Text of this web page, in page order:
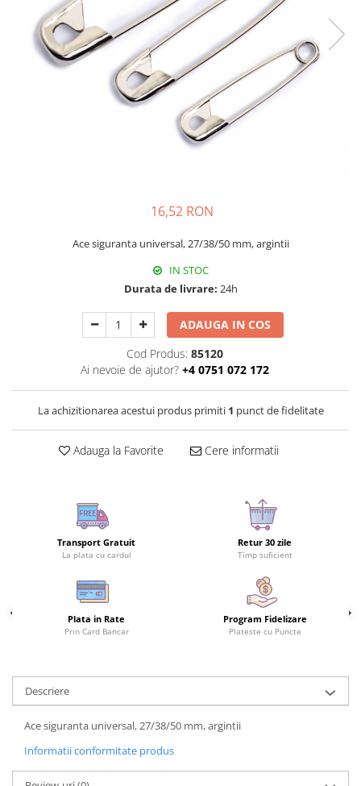
16,52 RON
Ace siguranta universal, 27/38/50 mm, argintii
IN STOC
Durata de livrare: 24h
ADAUGA IN COS
Cod Produs: 85120
Ai nevoie de ajutor? +4 0751 072 172
La achizitionarea acestui produs primiti 1 punct de fidelitate
Adauga la Favorite Cere informatii
Transport Gratuit
La plata cu cardul
Retur 30 zile
Timp suficient
Plata in Rate
Prin Card Bancar
Program Fidelizare
Plateste cu Puncte
Descriere
Ace siguranta universal, 27/38/50 mm, argintii
Informatii conformitate produs